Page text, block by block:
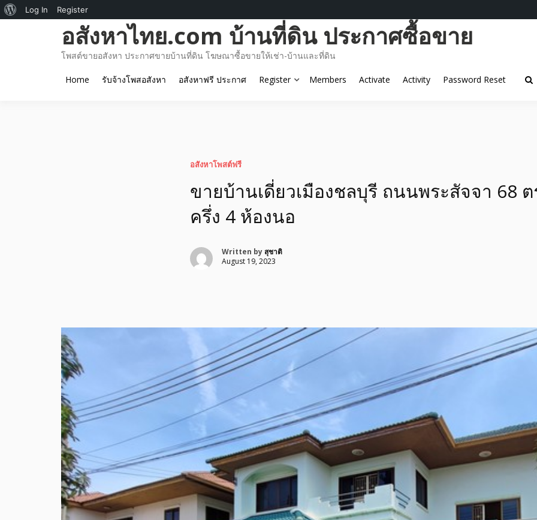
อสังหาไทย.com บ้านที่ดิน ประกาศซื้อขาย
โพสต์ขายอสังหา ประกาศขายบ้านที่ดิน โฆษณาซื้อขายให้เช่า-บ้านและที่ดิน
Home รับจ้างโพสอสังหา อสังหาฟรี ประกาศ Register Members Activate Activity Password Reset
อสังหาโพสต์ฟรี
ขายบ้านเดี่ยวเมืองชลบุรี ถนนพระสัจจา 68
ครึ่ง 4 ห้องนอ
Written by สุชาติ
August 19, 2023
About
Log In Register